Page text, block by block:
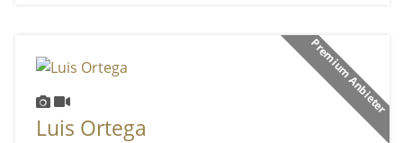
Premium Anbieter
Luis Ortega